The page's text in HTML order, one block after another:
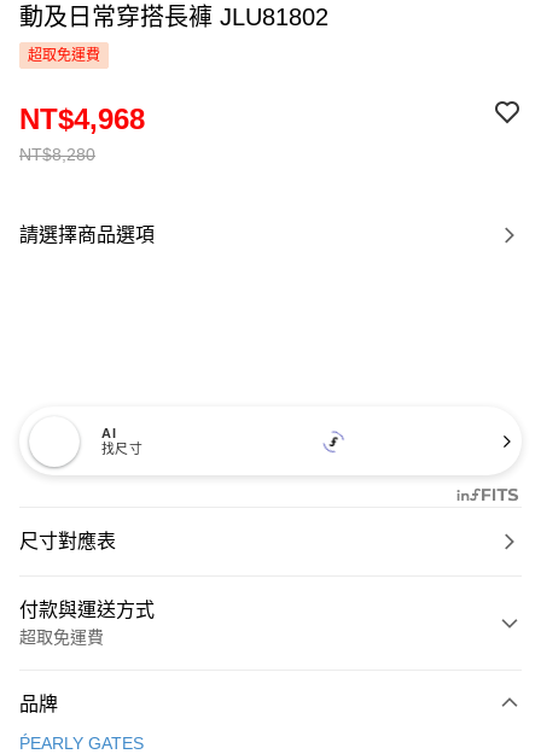
動及日常穿搭長褲 JLU81802
超取免運費
NT$8,280
NT$4,968
請選擇商品選項
AI
找尺寸
尺寸對應表
付款與運送方式
超取免運費
信用卡一次付款
品牌
ṔEARLY GATES